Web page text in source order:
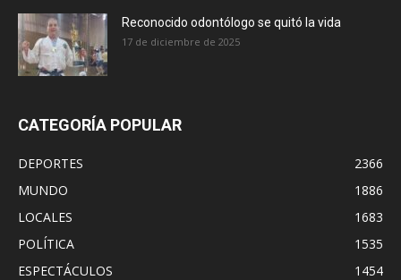
Reconocido odontólogo se quitó la vida
17 de diciembre de 2025
CATEGORÍA POPULAR
DEPORTES
2366
MUNDO
1886
LOCALES
1683
POLÍTICA
1535
ESPECTÁCULOS
1454